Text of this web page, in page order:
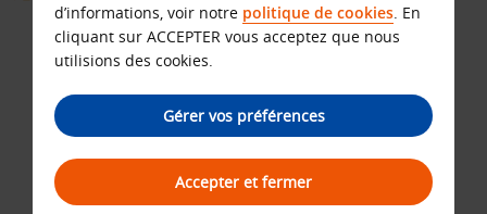
d’informations, voir notre politique de cookies. En
cliquant sur ACCEPTER vous acceptez que nous
utilisions des cookies.
Gérer vos préférences
Accepter et fermer